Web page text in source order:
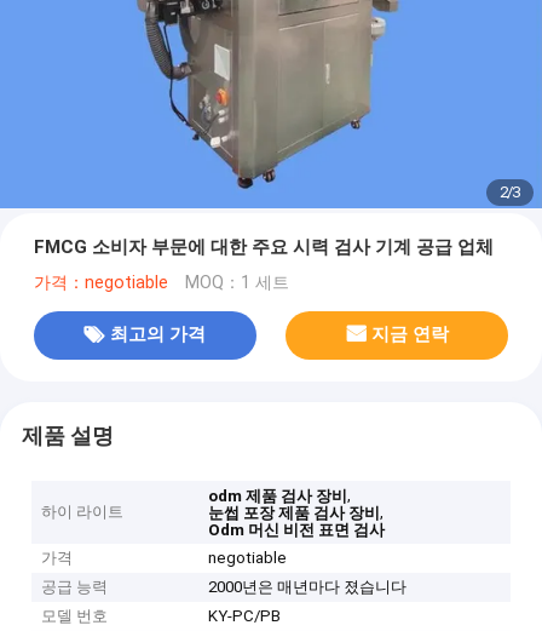
2/3
FMCG 소비자 부문에 대한 주요 시력 검사 기계 공급 업체
가격：negotiable MOQ：1 세트
최고의 가격 지금 연락
제품 설명
하이 라이트
odm 제품 검사 장비,
눈썹 포장 제품 검사 장비,
Odm 머신 비전 표면 검사
가격
negotiable
공급 능력
2000년은 매년마다 졌습니다
모델 번호
KY-PC/PB